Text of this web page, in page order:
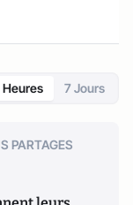
7 Jours
PARTAGES